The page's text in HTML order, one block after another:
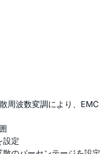
周波数変調により、EMC
設定